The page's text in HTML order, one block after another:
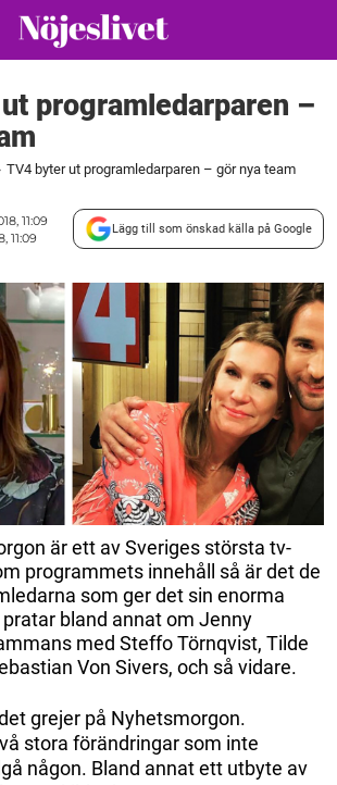
programledarparen –
TV4 byter ut programledarparen – gör nya team
11:09
11:09
Lägg till som önskad källa på Google
är ett av Sveriges största tv-
programmets innehåll så är det de
som ger det sin enorma
bland annat om Jenny
med Steffo Törnqvist, Tilde
Von Sivers, och så vidare.
grejer på Nyhetsmorgon.
stora förändringar som inte
någon. Bland annat ett utbyte av